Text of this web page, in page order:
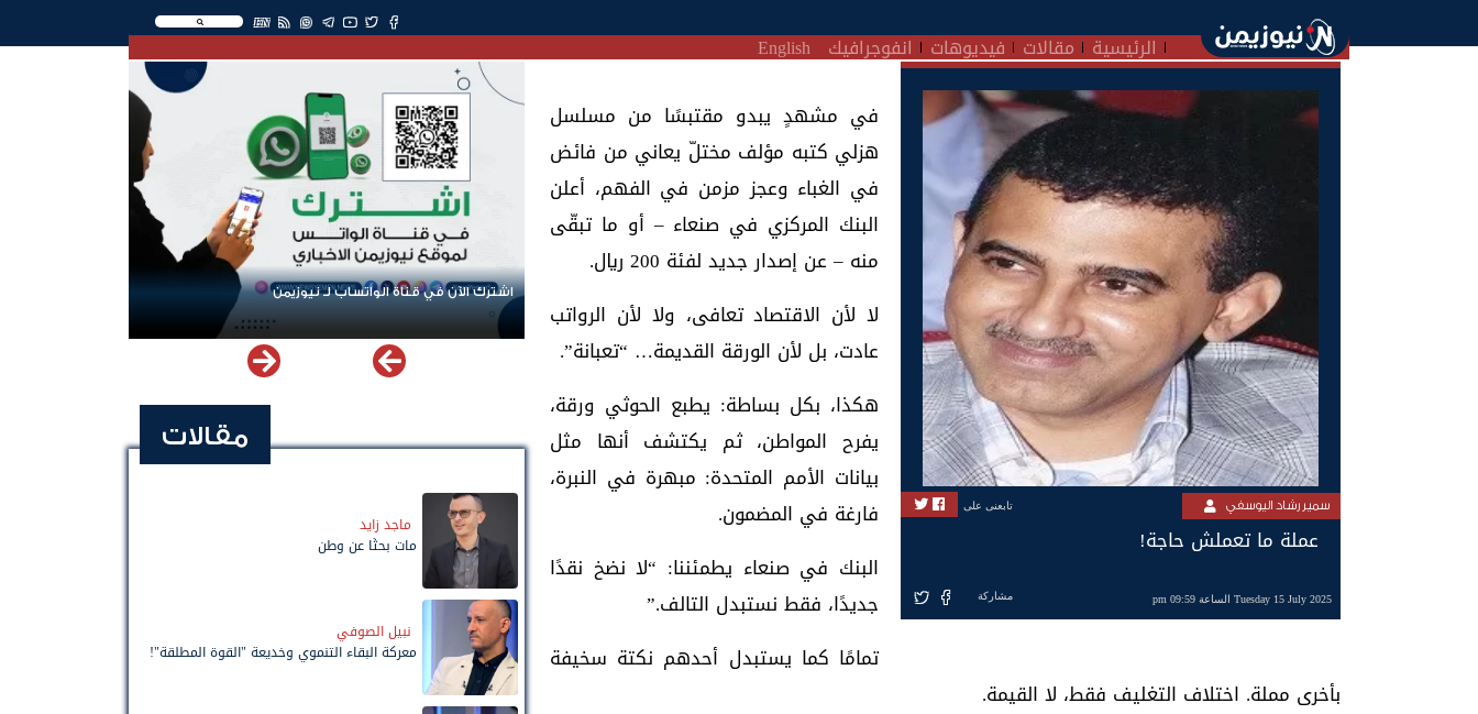
EN
الرئيسية مقالات فيديوهات انفوجرافيك English
سمير رشاد اليوسفي تابعنى على
عملة ما تعملش حاجة!
Tuesday 15 July 2025 الساعة 09:59 pm مشاركة
في مشهدٍ يبدو مقتبسًا من مسلسل
هزلي كتبه مؤلف مختلّ يعاني من فائض
في الغباء وعجز مزمن في الفهم، أعلن
البنك المركزي في صنعاء – أو ما تبقّى
منه – عن إصدار جديد لفئة 200 ريال.
لا لأن الاقتصاد تعافى، ولا لأن الرواتب
عادت، بل لأن الورقة القديمة… “تعبانة”.
هكذا، بكل بساطة: يطبع الحوثي ورقة،
يفرح المواطن، ثم يكتشف أنها مثل
بيانات الأمم المتحدة: مبهرة في النبرة،
فارغة في المضمون.
البنك في صنعاء يطمئننا: “لا نضخ نقدًا
جديدًا، فقط نستبدل التالف.”
تمامًا كما يستبدل أحدهم نكتة سخيفة
بأخرى مملة. اختلاف التغليف فقط، لا القيمة.
اشترك الآن في قناة الواتساب لـ نيوزيمن
مقالات
ماجد زايد
مات بحثًا عن وطن
نبيل الصوفي
معركة البقاء التنموي وخديعة "القوة المطلقة"!